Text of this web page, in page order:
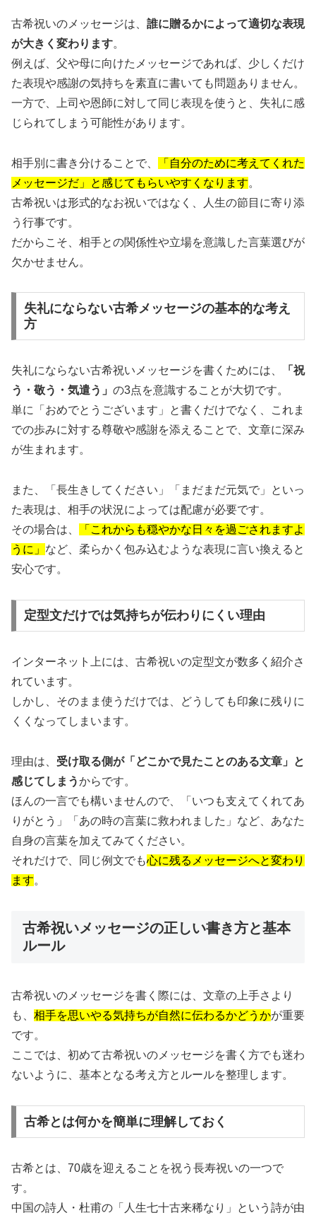
古希祝いのメッセージは、 誰に贈るかによって適切な表現
が大きく変わります。
例えば、父や母に向けたメッセージであれば、少しくだけ
た表現や感謝の気持ちを素直に書いても問題ありません。
一方で、上司や恩師に対して同じ表現を使うと、失礼に感
じられてしまう可能性があります。
相手別に書き分けることで、
「自分のために考えてくれた
メッセージだ」と感じてもらいやすくなります。
古希祝いは形式的なお祝いではなく、人生の節目に寄り添
う行事です。
だからこそ、相手との関係性や立場を意識した言葉選びが
欠かせません。
失礼にならない古希メッセージの基本的な考え
方
失礼にならない古希祝いメッセージを書くためには、
「祝
う・敬う・気遣う」 の3点を意識することが大切です。
単に「おめでとうございます」と書くだけでなく、これま
での歩みに対する尊敬や感謝を添えることで、文章に深み
が生まれます。
また、「長生きしてください」「まだまだ元気で」といっ
た表現は、相手の状況によっては配慮が必要です。
その場合は、
「これからも穏やかな日々を過ごされますよ
うに」 など、柔らかく包み込むような表現に言い換えると
安心です。
定型文だけでは気持ちが伝わりにくい理由
インターネット上には、古希祝いの定型文が数多く紹介さ
れています。
しかし、そのまま使うだけでは、どうしても印象に残りに
くくなってしまいます。
理由は、 受け取る側が「どこかで見たことのある文章」と
感じてしまうからです。
ほんの一言でも構いませんので、「いつも支えてくれてあ
りがとう」「あの時の言葉に救われました」など、あなた
自身の言葉を加えてみてください。
それだけで、同じ例文でも心に残るメッセージへと変わり
ます。
古希祝いメッセージの正しい書き方と基本
ルール
古希祝いのメッセージを書く際には、文章の上手さより
も、 相手を思いやる気持ちが自然に伝わるかどうかが重要
です。
ここでは、初めて古希祝いのメッセージを書く方でも迷わ
ないように、基本となる考え方とルールを整理します。
古希とは何かを簡単に理解しておく
古希とは、70歳を迎えることを祝う長寿祝いの一つで
す。
中国の詩人・杜甫の「人生七十古来稀なり」という詩が由